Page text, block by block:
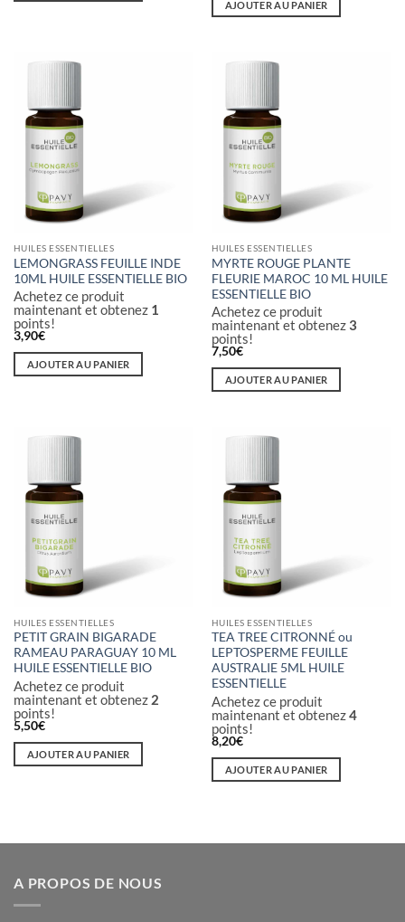
AJOUTER AU PANIER
HUILES ESSENTIELLES
LEMONGRASS FEUILLE INDE
10ML HUILE ESSENTIELLE BIO
Achetez ce produit
maintenant et obtenez 1
points!
3,90€
AJOUTER AU PANIER
HUILES ESSENTIELLES
MYRTE ROUGE PLANTE
FLEURIE MAROC 10 ML HUILE
ESSENTIELLE BIO
Achetez ce produit
maintenant et obtenez3
points!
7,50€
AJOUTER AU PANIER
HUILES ESSENTIELLES
PETIT GRAIN BIGARADE
RAMEAU PARAGUAY 10 ML
HUILE ESSENTIELLE BIO
Achetez ce produit
maintenant et obtenez 2
points!
5,50€
AJOUTER AU PANIER
HUILES ESSENTIELLES
TEA TREE CITRONNÉ ou
LEPTOSPERME FEUILLE
AUSTRALIE 5ML HUILE
ESSENTIELLE
Achetez ce produit
maintenant et obtenez4
points!
8,20€
AJOUTER AU PANIER
A PROPOS DE NOUS